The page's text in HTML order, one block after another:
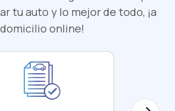
tu auto y lo mejor de todo, ¡a
domicilio online!